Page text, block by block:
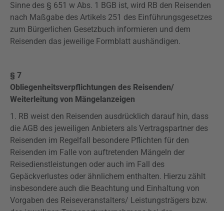
Sinne des § 651 w Abs. 1 BGB ist, wird RB den Reisenden
nach Maßgabe des Artikels 251 des Einführungsgesetzes
zum Bürgerlichen Gesetzbuch informieren und dem
Reisenden das jeweilige Formblatt aushändigen.
§ 7
Obliegenheitsverpflichtungen des Reisenden/
Weiterleitung von Mängelanzeigen
1. RB weist den Reisenden ausdrücklich darauf hin, dass
die AGB des jeweiligen Anbieters als Vertragspartner des
Reisenden im Regelfall besondere Pflichten für den
Reisenden im Falle von auftretenden Mängeln der
Reisedienstleistungen oder auch im Fall des
Gepäckverlustes oder ähnlichem enthalten. Hierzu zählt
insbesondere auch die Beachtung und Einhaltung von
Vorgaben des Reiseveranstalters/ Leistungsträgers bzw.